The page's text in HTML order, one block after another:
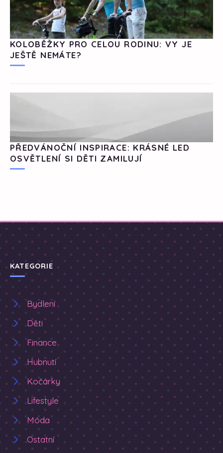
KOLOBĚŽKY PRO CELOU RODINU: VY JE
JEŠTĚ NEMÁTE?
PŘEDVÁNOČNÍ INSPIRACE: KRÁSNÉ LED
OSVĚTLENÍ SI DĚTI ZAMILUJÍ
KATEGORIE
Bydlení
Děti
Finance
Hubnutí
Kočárky
Lifestyle
Móda
Ostatní